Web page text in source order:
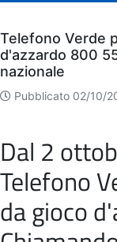
Archivio
Telefono Verde
d'azzardo 800
nazionale
Pubblicato 02/10/
Dal 2
Telefono
da gioco